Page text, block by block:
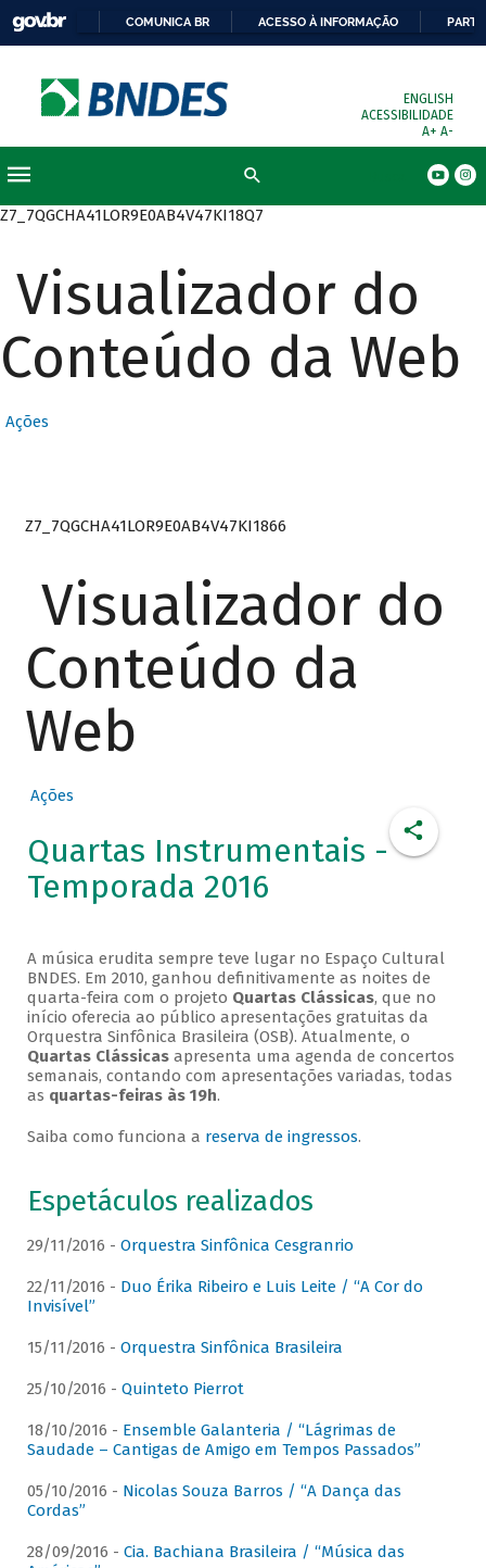
COMUNICA BR ACESSO À INFORMAÇÃO
ENGLISH
ACESSIBILIDADE
A+ A-
Z7_7QGCHA41LOR9E0AB4V47KI18Q7
Visualizador do
Conteúdo da Web
Ações
Z7_7QGCHA41LOR9E0AB4V47KI1866
Visualizador do
Conteúdo da
Web
Ações
Quartas Instrumentais -
Temporada 2016
A música erudita sempre teve lugar no Espaço Cultural
BNDES. Em 2010, ganhou definitivamente as noites de
quarta-feira com o projeto Quartas Clássicas, que no
início oferecia ao público apresentações gratuitas da
Orquestra Sinfônica Brasileira (OSB). Atualmente, o
Quartas Clássicasapresenta uma agenda de concertos
semanais, contando com apresentações variadas, todas
as quartas-feiras às 19h.
Saiba como funciona a reserva de ingressos.
Espetáculos realizados
29/11/2016 - Orquestra Sinfônica Cesgranrio
22/11/2016 - Duo Érika Ribeiro e Luis Leite / “A Cor do
Invisível”
15/11/2016 - Orquestra Sinfônica Brasileira
25/10/2016 - Quinteto Pierrot
18/10/2016 - Ensemble Galanteria / “Lágrimas de
Saudade – Cantigas de Amigo em Tempos Passados”
05/10/2016 - Nicolas Souza Barros / “A Dança das
Cordas”
28/09/2016 - Cia. Bachiana Brasileira / “Música das